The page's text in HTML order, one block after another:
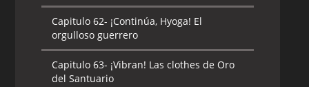
Capitulo 62- ¡Continúa, Hyoga! El
orgulloso guerrero
Capitulo 63- ¡Vibran! Las clothes de Oro
del Santuario